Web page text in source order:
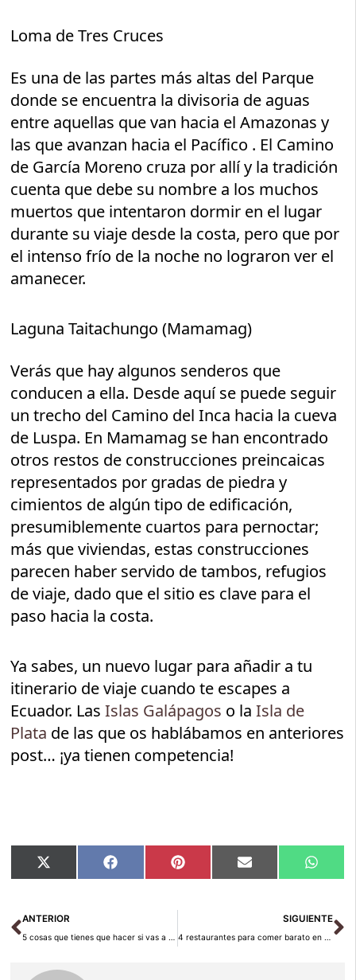
Loma de Tres Cruces
Es una de las partes más altas del Parque
donde se encuentra la divisoria de aguas
entre aquellas que van hacia el Amazonas y
las que avanzan hacia el Pacífico . El Camino
de García Moreno cruza por allí y la tradición
cuenta que debe su nombre a los muchos
muertos que intentaron dormir en el lugar
durante su viaje desde la costa, pero que por
el intenso frío de la noche no lograron ver el
amanecer.
Laguna Taitachungo (Mamamag)
Verás que hay algunos senderos que
conducen a ella. Desde aquí se puede seguir
un trecho del Camino del Inca hacia la cueva
de Luspa. En Mamamag se han encontrado
otros restos de construcciones preincaicas
representados por gradas de piedra y
cimientos de algún tipo de edificación,
presumiblemente cuartos para pernoctar;
más que viviendas, estas construcciones
parecen haber servido de tambos, refugios
de viaje, dado que el sitio es clave para el
paso hacia la costa.
Ya sabes, un nuevo lugar para añadir a tu
itinerario de viaje cuando te escapes a
Ecuador. Las Islas Galápagos o laIsla de
Plata de las que os hablábamos en anteriores
post… ¡ya tienen competencia!
Compartir
en
X
(Twitter)
Compartir
en
Facebook Compartir
en
Pinterest Compartir
en
Email
en
Ant
ANTERIOR
5 cosas que tienes que hacer si vas a viajar a Isla Barú (Colombia)
SIGUIENTE
4 restaurantes para comer barato en Cracovia